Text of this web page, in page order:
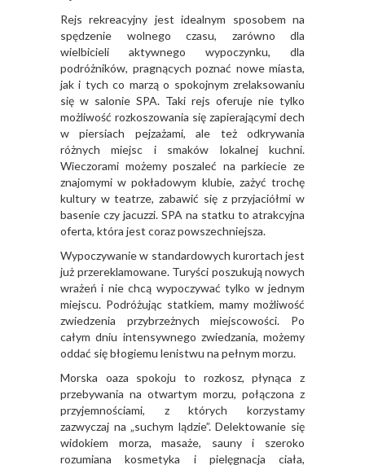
Rejs rekreacyjny jest idealnym sposobem na
spędzenie wolnego czasu, zarówno dla
wielbicieli aktywnego wypoczynku, dla
podróżników, pragnących poznać nowe miasta,
jak i tych co marzą o spokojnym zrelaksowaniu
się w salonie SPA. Taki rejs oferuje nie tylko
możliwość rozkoszowania się zapierającymi dech
w piersiach pejzażami, ale też odkrywania
różnych miejsc i smaków lokalnej kuchni.
Wieczorami możemy poszaleć na parkiecie ze
znajomymi w pokładowym klubie, zażyć trochę
kultury w teatrze, zabawić się z przyjaciółmi w
basenie czy jacuzzi. SPA na statku to atrakcyjna
oferta, która jest coraz powszechniejsza.
Wypoczywanie w standardowych kurortach jest
już przereklamowane. Turyści poszukują nowych
wrażeń i nie chcą wypoczywać tylko w jednym
miejscu. Podróżując statkiem, mamy możliwość
zwiedzenia przybrzeżnych miejscowości. Po
całym dniu intensywnego zwiedzania, możemy
oddać się błogiemu lenistwu na pełnym morzu.
Morska oaza spokoju to rozkosz, płynąca z
przebywania na otwartym morzu, połączona z
przyjemnościami, z których korzystamy
zazwyczaj na „suchym lądzie”. Delektowanie się
widokiem morza, masaże, sauny i szeroko
rozumiana kosmetyka i pielęgnacja ciała,